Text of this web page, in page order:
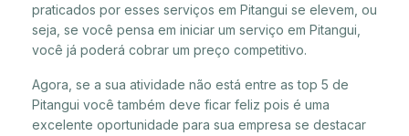
praticados por esses serviços em Pitangui se elevem, ou
seja, se você pensa em iniciar um serviço em Pitangui,
você já poderá cobrar um preço competitivo.
Agora, se a sua atividade não está entre as top 5 de
Pitangui você também deve ficar feliz pois é uma
excelente oportunidade para sua empresa se destacar